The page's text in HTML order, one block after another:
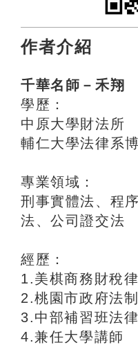
作者介紹
千華名師－禾翔
學歷：
中原大學財法所
輔仁大學法律系
專業領域：
刑事實體法、程
法、公司證交法
經歷：
1.美棋商務財稅
2.桃園市政府法
3.中部補習班法
4.兼任大學講師